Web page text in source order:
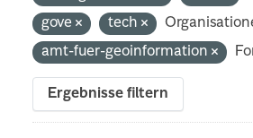
gove
tech
amt-fuer-geoinformation
Ergebnisse filtern